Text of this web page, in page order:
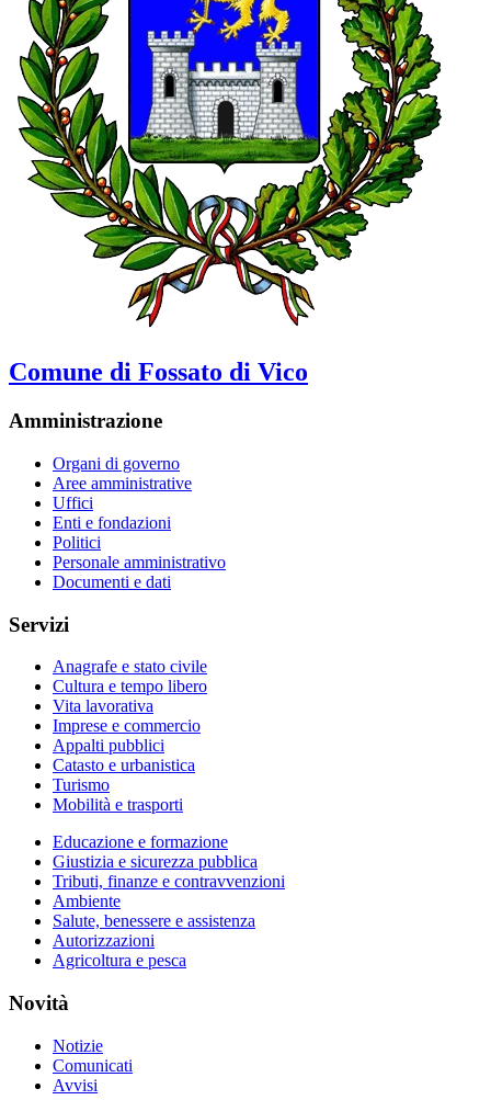
Comune di Fossato di Vico
Amministrazione
Organi di governo
Aree amministrative
Uffici
Enti e fondazioni
Politici
Personale amministrativo
Documenti e dati
Servizi
Anagrafe e stato civile
Cultura e tempo libero
Vita lavorativa
Imprese e commercio
Appalti pubblici
Catasto e urbanistica
Turismo
Mobilità e trasporti
Educazione e formazione
Giustizia e sicurezza pubblica
Tributi, finanze e contravvenzioni
Ambiente
Salute, benessere e assistenza
Autorizzazioni
Agricoltura e pesca
Novità
Notizie
Comunicati
Avvisi